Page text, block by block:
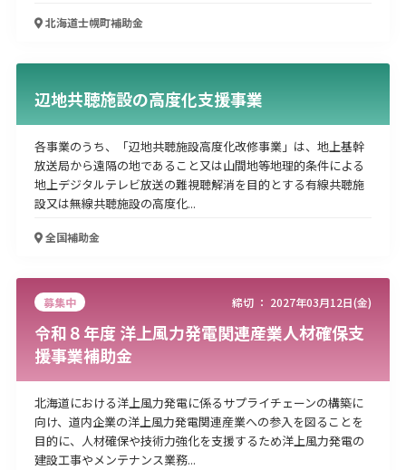
北海道士幌町補助金
辺地共聴施設の高度化支援事業
各事業のうち、「辺地共聴施設高度化改修事業」は、地上基幹
放送局から遠隔の地であること又は山間地等地理的条件による
地上デジタルテレビ放送の難視聴解消を目的とする有線共聴施
設又は無線共聴施設の高度化...
全国補助金
募集中 締切 ： 2027年03月12日(金)
令和８年度 洋上風力発電関連産業人材確保支
援事業補助金
北海道における洋上風力発電に係るサプライチェーンの構築に
向け、道内企業の洋上風力発電関連産業への参入を図ることを
目的に、人材確保や技術力強化を支援するため洋上風力発電の
建設工事やメンテナンス業務...